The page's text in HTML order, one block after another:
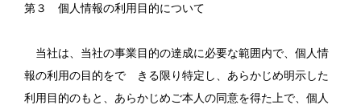
第３ 個人情報の利用目的について
当社は、当社の事業目的の達成に必要な範囲内で、個人情
報の利用の目的をで きる限り特定し、あらかじめ明示した
利用目的のもと、あらかじめご本人の同意を得た上で、個人